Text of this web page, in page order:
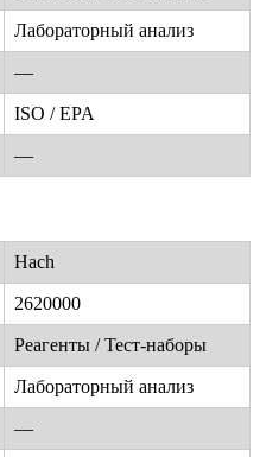
Лабораторный анализ
—
ISO / EPA
—
Hach
2620000
Реагенты / Тест-наборы
Лабораторный анализ
—